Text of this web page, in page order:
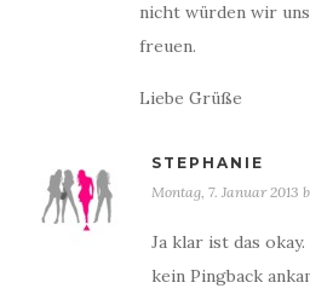
nicht würden wir
freuen.
Liebe Grüße
STEPHANIE
Montag, 7. Januar 2013
Ja klar ist das
kein Pingback